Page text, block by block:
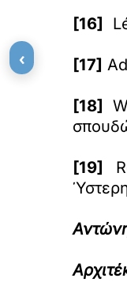
[16]
[17]
[18]
[19]
‹